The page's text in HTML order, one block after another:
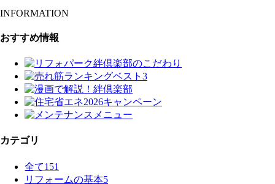
INFORMATION
おすすめ情報
カテゴリ
全て151
リフォームの基本5